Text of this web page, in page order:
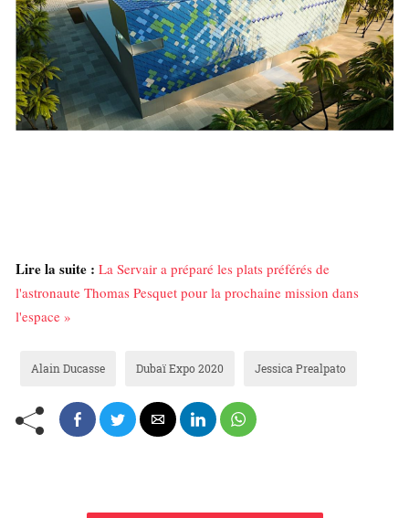
Lire la suite : La Servair a préparé les plats préférés de
l'astronaute Thomas Pesquet pour la prochaine mission dans
l'espace »
Alain Ducasse Dubaï Expo 2020 Jessica Prealpato